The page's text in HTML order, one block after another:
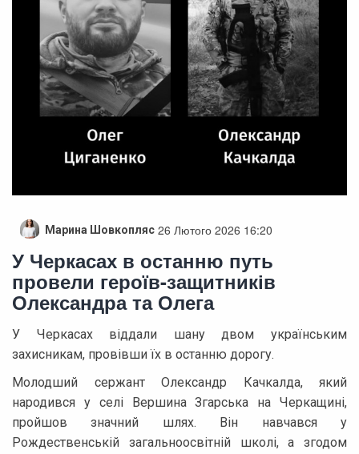
Марина Шовкопляс 26 Лютого 2026 16:20
У Черкасах в останню путь
провели героїв-защитників
Олександра та Олега
У Черкасах віддали шану двом українським
захисникам, провівши їх в останню дорогу.
Молодший сержант Олександр Качкалда, який
народився у селі Вершина Згарська на Черкащині,
пройшов значний шлях. Він навчався у
Рождественській загальноосвітній школі, а згодом